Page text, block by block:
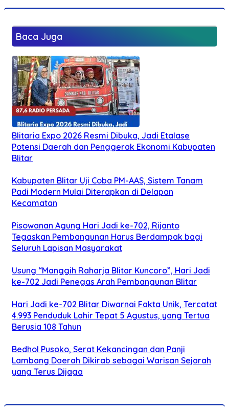
Baca Juga
Blitaria Expo 2026 Resmi Dibuka, Jadi Etalase
Potensi Daerah dan Penggerak Ekonomi Kabupaten
Blitar
Kabupaten Blitar Uji Coba PM-AAS, Sistem Tanam
Padi Modern Mulai Diterapkan di Delapan
Kecamatan
Pisowanan Agung Hari Jadi ke-702, Rijanto
Tegaskan Pembangunan Harus Berdampak bagi
Seluruh Lapisan Masyarakat
Usung “Manggih Raharja Blitar Kuncoro”, Hari Jadi
ke-702 Jadi Penegas Arah Pembangunan Blitar
Hari Jadi ke-702 Blitar Diwarnai Fakta Unik, Tercatat
4.993 Penduduk Lahir Tepat 5 Agustus, yang Tertua
Berusia 108 Tahun
Bedhol Pusoko, Serat Kekancingan dan Panji
Lambang Daerah Dikirab sebagai Warisan Sejarah
yang Terus Dijaga